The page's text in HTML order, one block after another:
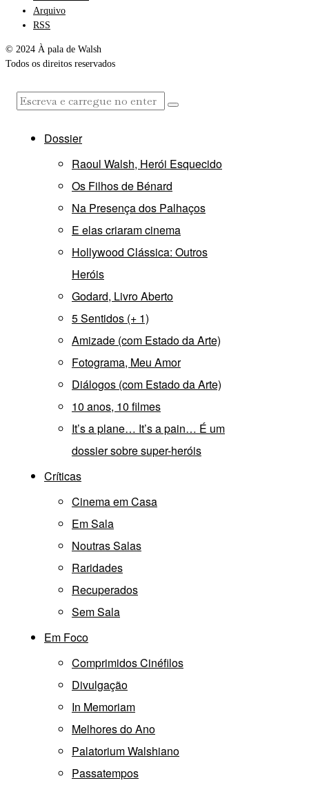
Arquivo
RSS
© 2024 À pala de Walsh
Todos os direitos reservados
Dossier
Raoul Walsh, Herói Esquecido
Os Filhos de Bénard
Na Presença dos Palhaços
E elas criaram cinema
Hollywood Clássica: Outros
Heróis
Godard, Livro Aberto
5 Sentidos (+ 1)
Amizade (com Estado da Arte)
Fotograma, Meu Amor
Diálogos (com Estado da Arte)
10 anos, 10 filmes
It’s a plane… It’s a pain… É um
dossier sobre super-heróis
Críticas
Cinema em Casa
Em Sala
Noutras Salas
Raridades
Recuperados
Sem Sala
Em Foco
Comprimidos Cinéfilos
Divulgação
In Memoriam
Melhores do Ano
Palatorium Walshiano
Passatempos